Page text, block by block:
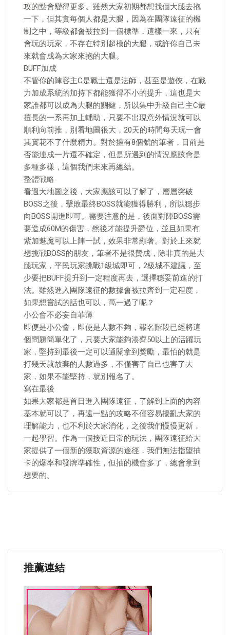
攻的點會變得更多。雖然大家初期都想找個大腿去抱
一下，但其實每個人都是大腿，因為在團隊遠征的機
制之中，等級都會被拉到一個標準，這樣一來，只有
會玩的玩家，不存在特別超模的大腿，或許你自己未
來就會成為大家來抱的大腿。
BUFF加成
不管你的陣容主C是戰士還是法師，甚至是遊俠，在戰
力加成系統的加持下都能獲得不小的提升，這也是大
家誰都可以成為大腿的關鍵，所以集中升級自己主C最
擅長的一系再加上輔助，只要不出現意外情況就可以
順利向前推，別看地圖很大，20天的時間每天玩一會
其實花不了什麼精力。對於擁有8個號的筆者，目前是
否能連成一片還不確定，但是所遇到的情況應該會是
多種多樣，這個我們未來再總結。
整體戰略
看過大地圖之後，大家應該可以了解了，層層突破
BOSS之後，擊敗最終BOSS就能獲得勝利，所以穩步
向BOSS開進即可。需要注意的是，後面對陣BOSS需
要造成60M的傷害，然後才能提升爵位，並且如果有
紫加魅魔可以上陣一試，效果非常顯著。對於上來就
想挑戰BOSS的朋友，筆者不是很贊成，除非真的是大
腿玩家，平民玩家挑戰1級城即可，2級城不建議，至
少要把BUFF提升到一定程度再去，選擇穩妥前進的打
法。雖然進入團隊遠征的數據會被拉齊到一定程度，
如果想嘗試的話也可以，萬一過了呢？
小公會不必妄自菲薄
即便是小公會，即使是人數不夠，報名階段已經將這
個問題簡單化了，只要大家能夠湊齊50以上的活躍玩
家，堅持到最後一定可以通關拿到獎勵，最怕的就是
打幾天就放棄的人數過多，不僅害了自己也害了大
家，如果不能堅持，就別報名了。
寫在最後
如果大家都是首日進入團隊遠征，了解到上面的內容
基本就可以了，再遠一點的攻略不僅容易擾亂大家的
理解能力，也不利於大家消化，之後我們慢慢更新，
一起學習。作為一個接近日常的玩法，團隊遠征給大
家提供了一個新的獲取資源的途徑，我們無法指望抽
卡的爆率和發牌準確性，但抽的機會多了，總會拿到
想要的。
推薦連結